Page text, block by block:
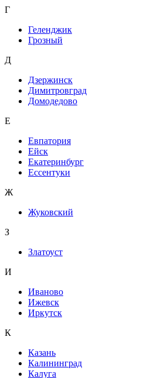
Г
Геленджик
Грозный
Д
Дзержинск
Димитровград
Домодедово
Е
Евпатория
Ейск
Екатеринбург
Ессентуки
Ж
Жуковский
З
Златоуст
И
Иваново
Ижевск
Иркутск
К
Казань
Калининград
Калуга